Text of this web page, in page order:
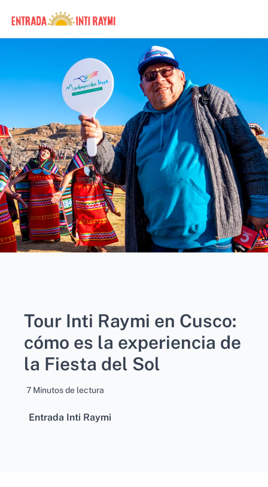
Tour Inti Raymi en Cusco:
cómo es la experiencia de
la Fiesta del Sol
7 Minutos de lectura
Entrada Inti Raymi